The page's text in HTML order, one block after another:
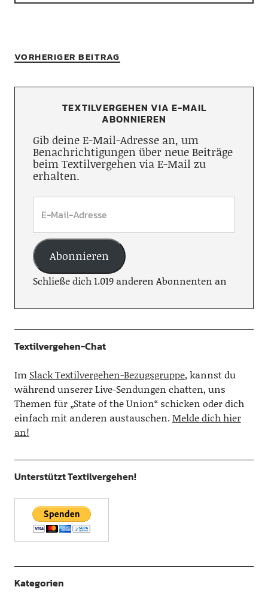
VORHERIGER BEITRAG
TEXTILVERGEHEN VIA E-MAIL
ABONNIEREN
Gib deine E-Mail-Adresse an, um
Benachrichtigungen über neue Beiträge
beim Textilvergehen via E-Mail zu
erhalten.
Abonnieren
Schließe dich 1.019 anderen Abonnenten an
Textilvergehen-Chat
Im Slack Textilvergehen-Bezugsgruppe, kannst du
während unserer Live-Sendungen chatten, uns
Themen für „State of the Union“ schicken oder dich
einfach mit anderen austauschen.Melde dich hier
an!
Unterstützt Textilvergehen!
Kategorien